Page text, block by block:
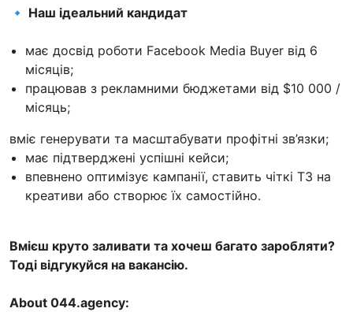
🔹 Наш ідеальний кандидат
має досвід роботи Facebook Media Buyer від 6
місяців;
працював з рекламними бюджетами від $10 000 /
місяць;
вміє генерувати та масштабувати профітні зв’язки;
має підтверджені успішні кейси;
впевнено оптимізує кампанії, ставить чіткі ТЗ на
креативи або створює їх самостійно.
Вмієш круто заливати та хочеш багато заробляти?
Тоді відгукуйся на вакансію.
About 044.agency: